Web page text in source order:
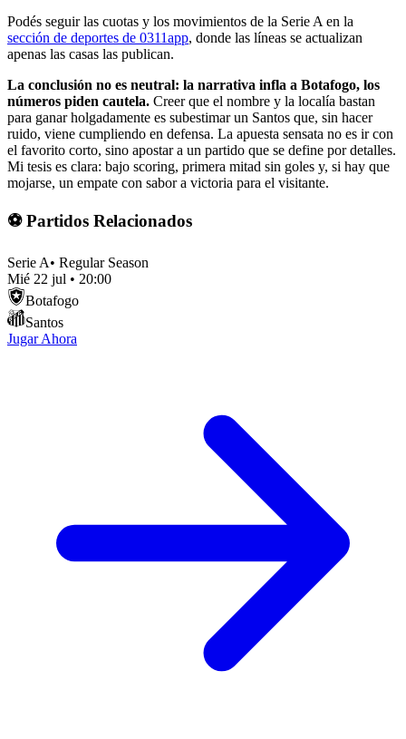
Podés seguir las cuotas y los movimientos de la Serie A en la
sección de deportes de 0311app, donde las líneas se actualizan
apenas las casas las publican.
La conclusión no es neutral: la narrativa infla a Botafogo, los
números piden cautela. Creer que el nombre y la localía bastan
para ganar holgadamente es subestimar un Santos que, sin hacer
ruido, viene cumpliendo en defensa. La apuesta sensata no es ir con
el favorito corto, sino apostar a un partido que se define por detalles.
Mi tesis es clara: bajo scoring, primera mitad sin goles y, si hay que
mojarse, un empate con sabor a victoria para el visitante.
⚽ Partidos Relacionados
Serie A• Regular Season
Mié 22 jul • 20:00
Botafogo
Santos
Jugar Ahora